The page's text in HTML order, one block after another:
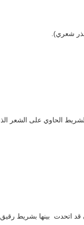
الشريط الحاوي على الشعر